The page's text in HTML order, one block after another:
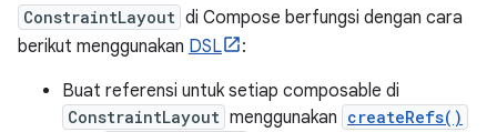
ConstraintLayout di Compose berfungsi dengan cara
berikut menggunakan DSL
:
Buat referensi untuk setiap composable di
ConstraintLayout menggunakan createRefs()